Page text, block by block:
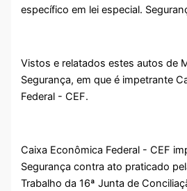
específico em lei especial.
Vistos e relatados estes autos de
Segurança, em que é impetrante
Federal - CEF.
Caixa Econômica Federal - CEF
Segurança contra ato praticado
Trabalho da 16ª Junta de